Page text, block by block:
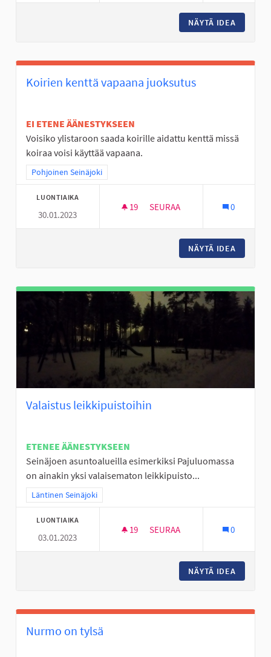
NÄYTÄ IDEA
Koirien kenttä vapaana juoksutus
EI ETENE ÄÄNESTYKSEEN
Voisiko ylistaroon saada koirille aidattu kenttä missä
koiraa voisi käyttää vapaana.
Rajaa tulokset teeman mukaan: Pohjoinen Seinäjoki
Pohjoinen Seinäjoki
LUONTIAIKA
30.01.2023
19 19 SEURAAJAA
SEURAA 0
NÄYTÄ IDEA
Valaistus leikkipuistoihin
ETENEE ÄÄNESTYKSEEN
Seinäjoen asuntoalueilla esimerkiksi Pajuluomassa
on ainakin yksi valaisematon leikkipuisto...
Rajaa tulokset teeman mukaan: Läntinen Seinäjoki
Läntinen Seinäjoki
LUONTIAIKA
03.01.2023
19 19 SEURAAJAA
SEURAA 0
NÄYTÄ IDEA
Nurmo on tylsä